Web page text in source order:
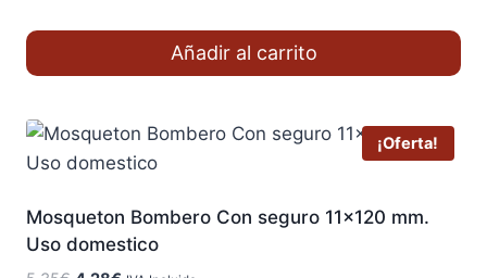
Añadir al carrito
¡Oferta!
Mosqueton Bombero Con seguro 11×120 mm.
Uso domestico